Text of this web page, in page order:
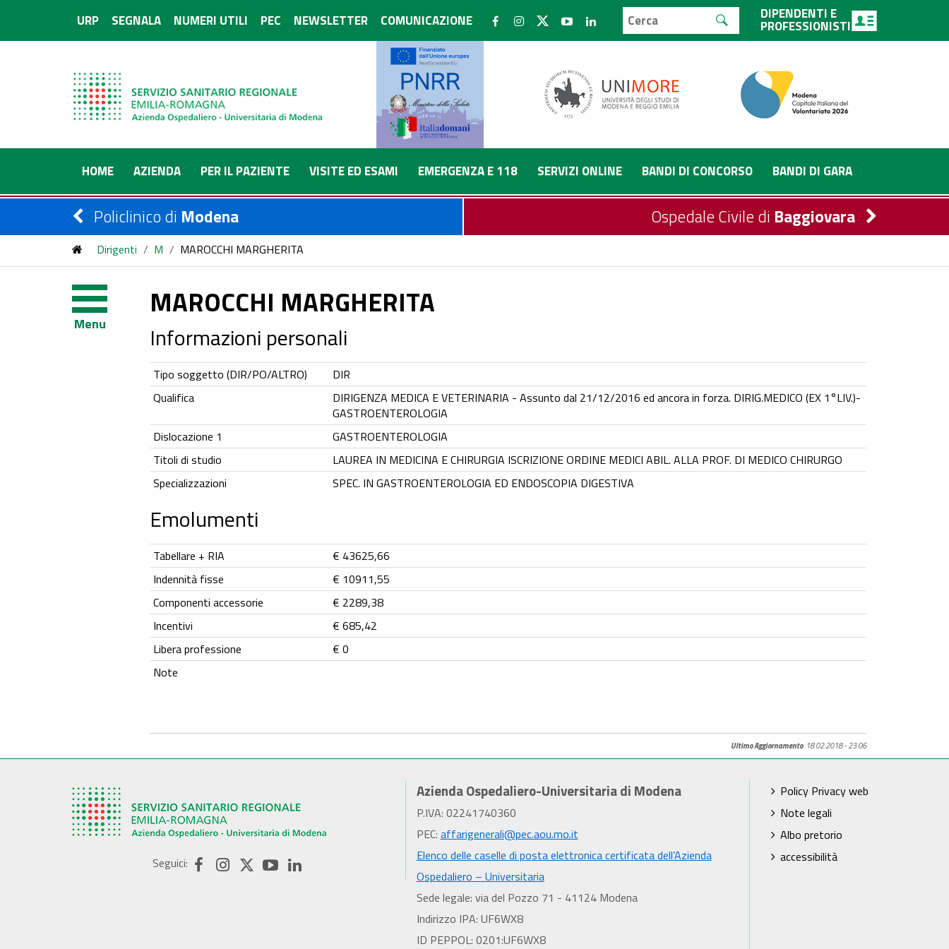
URP SEGNALA NUMERI UTILI PEC NEWSLETTER COMUNICAZIONE DIPENDENTI E
PROFESSIONISTI
HOME AZIENDA PER IL PAZIENTE VISITE ED ESAMI EMERGENZA E 118 SERVIZI ONLINE BANDI DI CONCORSO BANDI DI GARA
Policlinico di Modena Ospedale Civile di Baggiovara
Dirigenti / M / MAROCCHI MARGHERITA
Menu
MAROCCHI MARGHERITA
Informazioni personali
Tipo soggetto (DIR/PO/ALTRO)
DIR
Qualifica
DIRIGENZA MEDICA E VETERINARIA - Assunto dal 21/12/2016 ed ancora in forza. DIRIG.MEDICO (EX 1°LIV.)-
GASTROENTEROLOGIA
Dislocazione 1
GASTROENTEROLOGIA
Titoli di studio
LAUREA IN MEDICINA E CHIRURGIA ISCRIZIONE ORDINE MEDICI ABIL. ALLA PROF. DI MEDICO CHIRURGO
Specializzazioni
SPEC. IN GASTROENTEROLOGIA ED ENDOSCOPIA DIGESTIVA
Emolumenti
Tabellare + RIA
€ 43625,66
Indennità fisse
€ 10911,55
Componenti accessorie
€ 2289,38
Incentivi
€ 685,42
Libera professione
€ 0
Note
Ultimo Aggiornamento: 18.02.2018 - 23:06
Seguici:
Azienda Ospedaliero-Universitaria di Modena
P.IVA: 02241740360
PEC: affarigenerali@pec.aou.mo.it
Elenco delle caselle di posta elettronica certificata dell’Azienda
Ospedaliero – Universitaria
Sede legale: via del Pozzo 71 - 41124 Modena
Indirizzo IPA: UF6WX8
ID PEPPOL: 0201:UF6WX8
Policy Privacy web
Note legali
Albo pretorio
accessibilità